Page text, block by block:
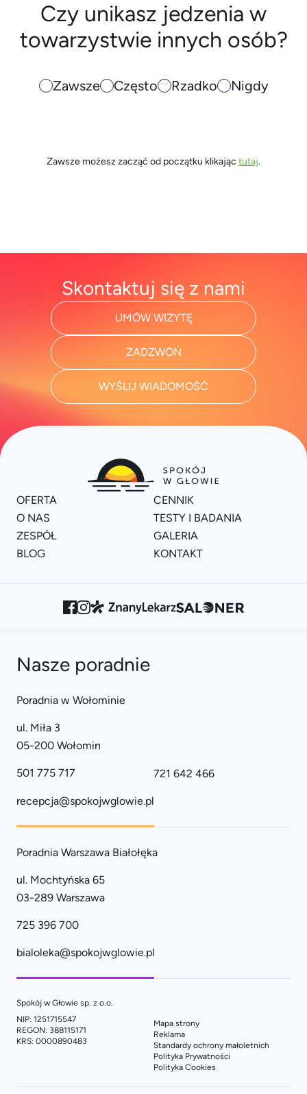
Czy unikasz jedzenia w
towarzystwie innych osób?
Zawsze Często Rzadko Nigdy
Zawsze możesz zacząć od początku klikając tutaj.
Skontaktuj się z nami
UMÓW WIZYTĘ
ZADZWOŃ
WYŚLIJ WIADOMOŚĆ
OFERTA
CENNIK
O NAS
TESTY I BADANIA
ZESPÓŁ
GALERIA
BLOG
KONTAKT
Nasze poradnie
Poradnia w Wołominie
ul. Miła 3
05-200 Wołomin
501 775 717 721 642 466
recepcja@spokojwglowie.pl
Poradnia Warszawa Białołęka
ul. Mochtyńska 65
03-289 Warszawa
725 396 700
bialoleka@spokojwglowie.pl
Spokój w Głowie sp. z o.o.
NIP: 1251715547
REGON: 388115171
KRS: 0000890483
Mapa strony
Reklama
Standardy ochrony małoletnich
Polityka Prywatności
Polityka Cookies